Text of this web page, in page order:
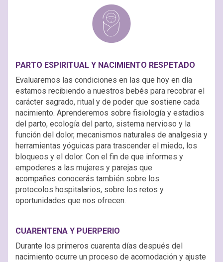
PARTO ESPIRITUAL Y NACIMIENTO RESPETADO
Evaluaremos las condiciones en las que hoy en día
estamos recibiendo a nuestros bebés para recobrar el
carácter sagrado, ritual y de poder que sostiene cada
nacimiento. Aprenderemos sobre fisiología y estadios
del parto, ecología del parto, sistema nervioso y la
función del dolor, mecanismos naturales de analgesia y
herramientas yóguicas para trascender el miedo, los
bloqueos y el dolor. Con el fin de que informes y
empoderes a las mujeres y parejas que
acompañes conocerás también sobre los
protocolos hospitalarios, sobre los retos y
oportunidades que nos ofrecen.
CUARENTENA Y PUERPERIO
Durante los primeros cuarenta días después del
nacimiento ocurre un proceso de acomodación y ajuste